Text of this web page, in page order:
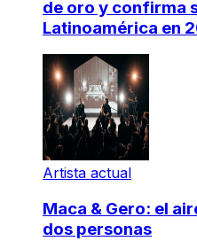
de oro y confirma
Latinoamérica en
Artista actual
Maca & Gero: el
dos personas